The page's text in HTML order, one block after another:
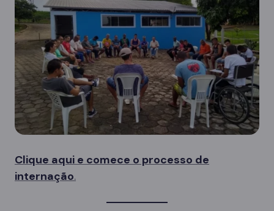
Clique aqui e comece o processo de
internação.